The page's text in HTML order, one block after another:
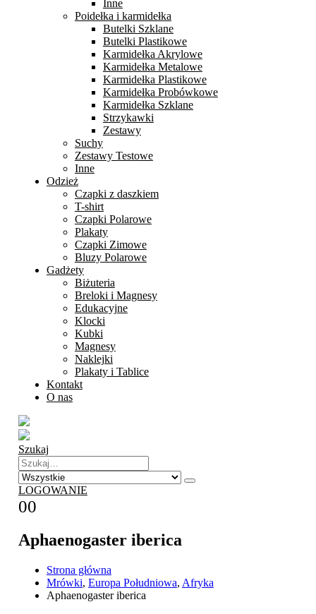
Inne
Poidełka i karmidełka
Butelki Szklane
Butelki Plastikowe
Karmidełka Akrylowe
Karmidełka Metalowe
Karmidełka Plastikowe
Karmidełka Probówkowe
Karmidełka Szklane
Strzykawki
Zestawy
Suchy
Zestawy Testowe
Inne
Odzież
Czapki z daszkiem
T-shirt
Czapki Polarowe
Plakaty
Czapki Zimowe
Bluzy Polarowe
Gadżety
Biżuteria
Breloki i Magnesy
Edukacyjne
Klocki
Kubki
Magnesy
Naklejki
Plakaty i Tablice
Kontakt
O nas
Szukaj
LOGOWANIE
00
Aphaenogaster iberica
Strona główna
Mrówki, Europa Południowa, Afryka
Aphaenogaster iberica